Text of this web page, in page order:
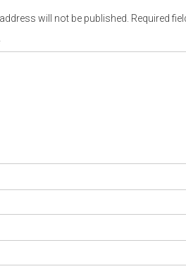
will not be published. Required